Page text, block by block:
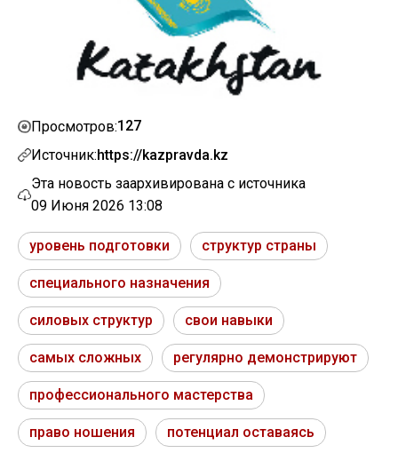
Просмотров:127
Источник:https://kazpravda.kz
Эта новость заархивирована с источника
09 Июня 2026 13:08
уровень подготовки структур страны
специального назначения
силовых структур свои навыки
самых сложных регулярно демонстрируют
профессионального мастерства
право ношения потенциал оставаясь